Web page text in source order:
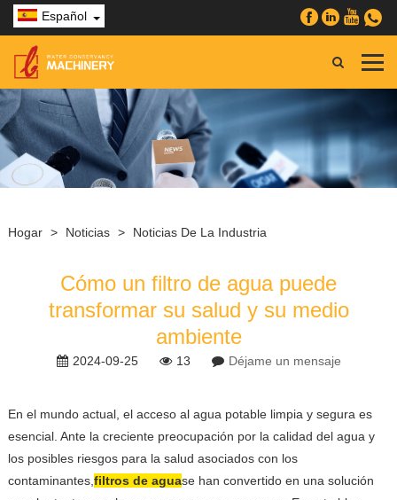
Español
Hogar > Noticias > Noticias De La Industria
Cómo un filtro de agua puede
transformar su salud y su medio
ambiente
2024-09-25 13 Déjame un mensaje
En el mundo actual, el acceso al agua potable limpia y segura es
esencial. Ante la creciente preocupación por la calidad del agua y
los posibles riesgos para la salud asociados con los
contaminantes, filtros de aguase han convertido en una solución